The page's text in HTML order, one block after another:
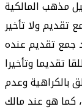
بالكراهية وعدم